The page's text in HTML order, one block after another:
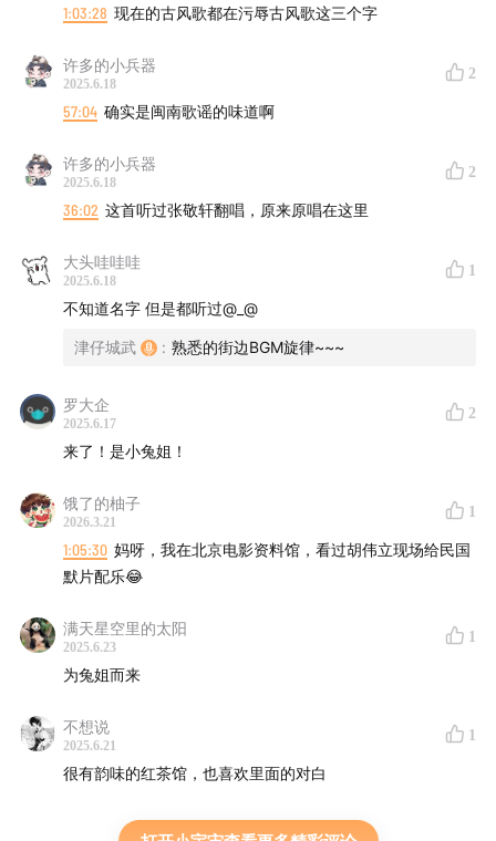
⏰时间轴：
【00:28】陈慧娴、叶倩文、林忆莲，曾与梅艳芳被称为香
【
03:47】香港真是小，黄霑和李小龙打过架，陈慧娴和林
【05:48】走入新阶段的香港，新世代的天后背景也不一样
【14:11】公主陈慧娴的出道之路
【22:32】出道即爆红，一首快歌《跳舞街》，奏响多少人
的舞池记忆
【28:03
29:07】上世纪90年代，快歌引领一个朝气蓬勃的时代
【35:17】陈慧娴·夜机
36:47】陈慧娴与欧丁玉的音乐情感之路
】陈慧娴-傻女
1:03:28 现在的古风歌都在污辱古风歌这三个字
许多的小兵器
2025.6.18
2
57:04 确实是闽南歌谣的味道啊
许多的小兵器
2025.6.18
2
36:02 这首听过张敬轩翻唱，原来原唱在这里
大头哇哇哇
2025.6.18
1
不知道名字 但是都听过@_@
津仔城武 : 熟悉的街边BGM旋律~~~
罗大企
2025.6.17
2
来了！是小兔姐！
饿了的柚子
2026.3.21
1
1:05:30 妈呀，我在北京电影资料馆，看过胡伟立现场给民国
默片配乐😂
满天星空里的太阳
2025.6.23
1
为兔姐而来
不想说
2025.6.21
1
很有韵味的红茶馆，也喜欢里面的对白